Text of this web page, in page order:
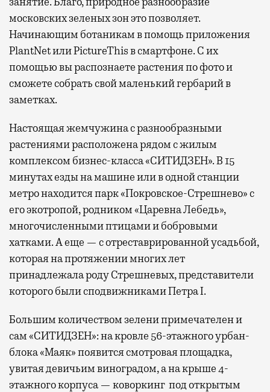
московских зеленых зон это позволяет.
Начинающим ботаникам в помощь приложения
PlantNet или PictureThis в смартфоне. С их
помощью вы распознаете растения по фото и
сможете собрать свой маленький гербарий в
заметках.
Настоящая жемчужина с разнообразными
растениями расположена рядом с жилым
комплексом бизнес-класса «СИТИДЗЕН». В 15
минутах езды на машине или в одной станции
метро находится парк «Покровское-Стрешнево» с
его экотропой, родником «Царевна Лебедь»,
многочисленными птицами и бобровыми
хатками. А еще — с отреставрированной усадьбой,
которая на протяжении многих лет
принадлежала роду Стрешневых, представители
которого были сподвижниками Петра I.
Большим количеством зелени примечателен и
сам «СИТИДЗЕН»: на кровле 56-этажного урбан-
блока «Маяк» появится смотровая площадка,
увитая девичьим виноградом, а на крыше 4-
этажного корпуса — коворкинг под открытым